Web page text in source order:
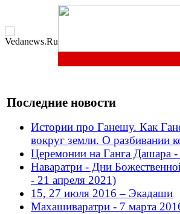
Последние новости
Истории про Ганешу. Как
вокруг земли. О разбивании
Церемонии на Ганга Дашара
Наваратри - Дни
- 21 апреля 2021)
15, 27 июля 2016 – Экадаши
Махашиваратри - 7 марта